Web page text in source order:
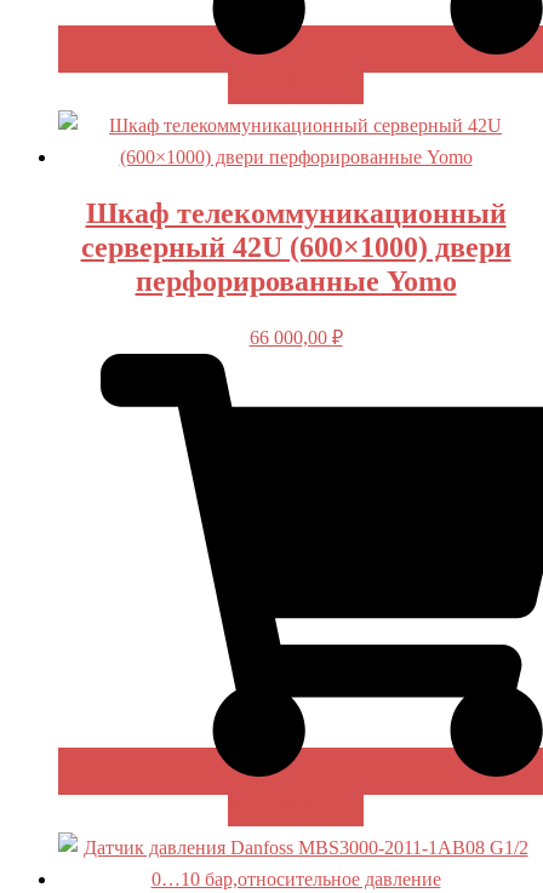
Шкаф телекоммуникационный
серверный 42U (600×1000) двери
перфорированные Yomo
66 000,00 ₽